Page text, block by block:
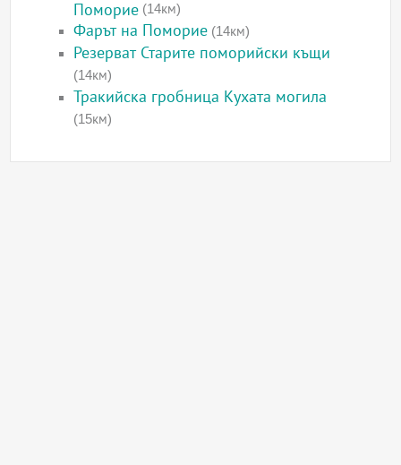
Поморие (14км)
Фарът на Поморие (14км)
Резерват Старите поморийски къщи
(14км)
Тракийска гробница Кухата могила
(15км)